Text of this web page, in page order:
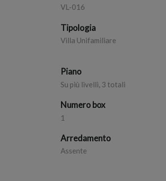
Possibilità poi di acquistare
MASSA Studio Immobiliare -
VL-016
Tipologia
Villa Unifamiliare
Piano
Su più livelli, 3 totali
Numero box
1
Arredamento
Assente